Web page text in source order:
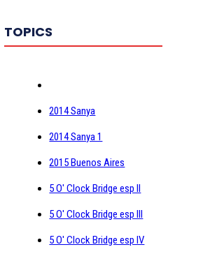
TOPICS
2014 Sanya
2014 Sanya 1
2015 Buenos Aires
5 O' Clock Bridge esp II
5 O' Clock Bridge esp III
5 O' Clock Bridge esp IV